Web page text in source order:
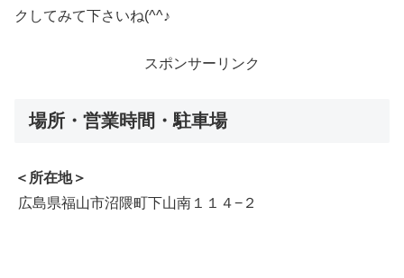
クしてみて下さいね(^^♪
スポンサーリンク
場所・営業時間・駐車場
＜所在地＞
広島県福山市沼隈町下山南１１４−２